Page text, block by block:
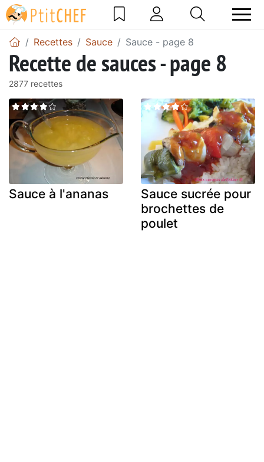
Recettes Sauce Sauce - page 8
Recette de sauces - page 8
2877 recettes
Sauce à l'ananas
Sauce sucrée pour
brochettes de
poulet